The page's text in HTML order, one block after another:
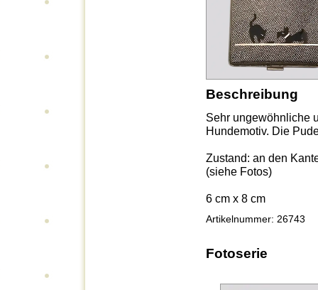
Beschreibung
Sehr ungewöhnliche
Hundemotiv. Die
Zustand: an den
(siehe Fotos)
6 cm x 8 cm
Artikelnummer: 26743
Fotoserie